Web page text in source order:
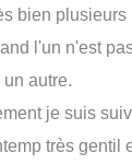
bien plusieurs
l'un n'est
autre.
je suis
très gentil